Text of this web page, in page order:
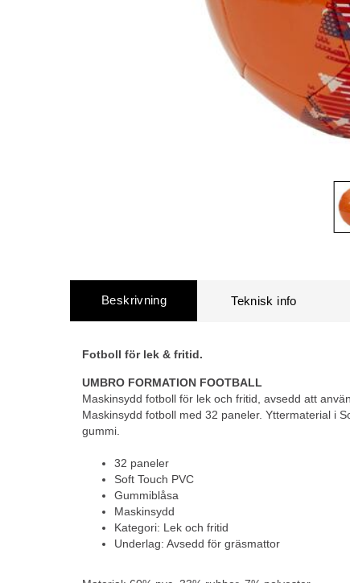
Beskrivning
Fotboll för lek & fritid.
UMBRO FORMATION FOOTBALL
Maskinsydd fotboll för lek och fritid, avsedd att
Maskinsydd fotboll med 32 paneler. Yttermaterial i
gummi.
32 paneler
Soft Touch PVC
Gummiblåsa
Maskinsydd
Kategori: Lek och fritid
Underlag: Avsedd för gräsmattor